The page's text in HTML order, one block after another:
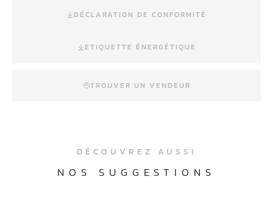
DÉCLARATION DE CONFORMITÉ
ETIQUETTE ÉNERGÉTIQUE
TROUVER UN VENDEUR
DÉCOUVREZ AUSSI
NOS SUGGESTIONS